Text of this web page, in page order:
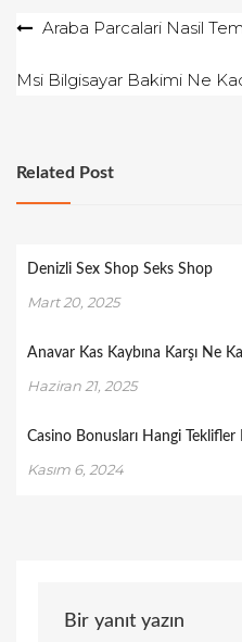
YazıAraba Parcalari Nasil
Msi Bilgisayar Bakimi Ne
Related Post
Denizli Sex Shop Seks Shop
Mart 20, 2025
Anavar Kas Kaybına Karşı Ne
Haziran 21, 2025
Casino Bonusları Hangi Teklifler
Kasım 6, 2024
Bir yanıt yazın